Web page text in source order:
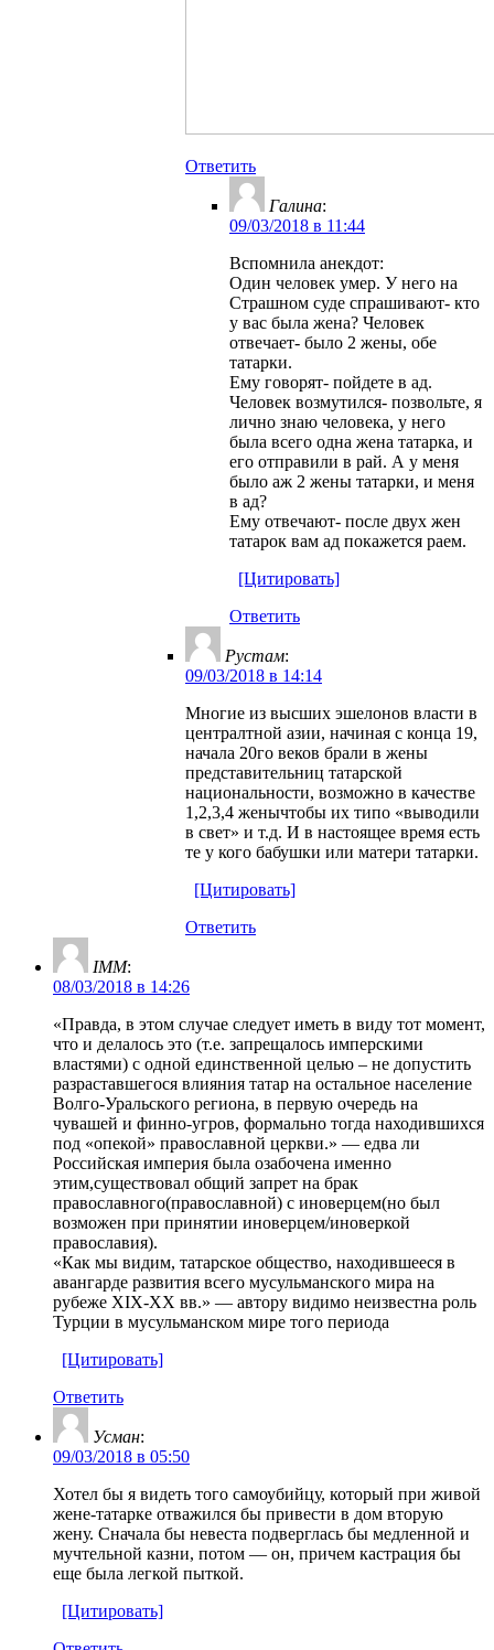
Ответить
Галина:
09/03/2018 в 11:44
Вспомнила анекдот:
Один человек умер. У него на
Страшном суде спрашивают- кто
у вас была жена? Человек
отвечает- было 2 жены, обе
татарки.
Ему говорят- пойдете в ад.
Человек возмутился- позвольте, я
лично знаю человека, у него
была всего одна жена татарка, и
его отправили в рай. А у меня
было аж 2 жены татарки, и меня
в ад?
Ему отвечают- после двух жен
татарок вам ад покажется раем.
[Цитировать]
Ответить
Рустам:
09/03/2018 в 14:14
Многие из высших эшелонов власти в
централтной азии, начиная с конца 19,
начала 20го веков брали в жены
представительниц татарской
национальности, возможно в качестве
1,2,3,4 женычтобы их типо «выводили
в свет» и т.д. И в настоящее время есть
те у кого бабушки или матери татарки.
[Цитировать]
Ответить
IMM:
08/03/2018 в 14:26
«Правда, в этом случае следует иметь в виду тот момент,
что и делалось это (т.е. запрещалось имперскими
властями) с одной единственной целью – не допустить
разраставшегося влияния татар на остальное население
Волго-Уральского региона, в первую очередь на
чувашей и финно-угров, формально тогда находившихся
под «опекой» православной церкви.» — едва ли
Российская империя была озабочена именно
этим,существовал общий запрет на брак
православного(православной) с иноверцем(но был
возможен при принятии иноверцем/иноверкой
православия).
«Как мы видим, татарское общество, находившееся в
авангарде развития всего мусульманского мира на
рубеже XIX-XX вв.» — автору видимо неизвестна роль
Турции в мусульманском мире того периода
[Цитировать]
Ответить
Усман:
09/03/2018 в 05:50
Хотел бы я видеть того самоубийцу, который при живой
жене-татарке отважился бы привести в дом вторую
жену. Сначала бы невеста подверглась бы медленной и
мучтельной казни, потом — он, причем кастрация бы
еще была легкой пыткой.
[Цитировать]